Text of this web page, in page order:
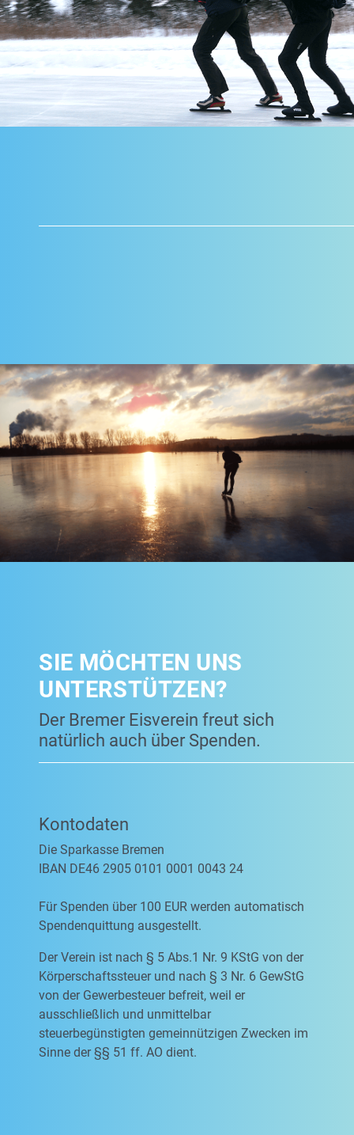
SIE MÖCHTEN UNS
UNTERSTÜTZEN?
Der Bremer Eisverein freut sich
natürlich auch über Spenden.
Kontodaten
Die Sparkasse Bremen
IBAN DE46 2905 0101 0001 0043 24
Für Spenden über 100 EUR werden automatisch
Spendenquittung ausgestellt.
Der Verein ist nach § 5 Abs.1 Nr. 9 KStG von der
Körperschaftssteuer und nach § 3 Nr. 6 GewStG
von der Gewerbesteuer befreit, weil er
ausschließlich und unmittelbar
steuerbegünstigten gemeinnützigen Zwecken im
Sinne der §§ 51 ff. AO dient.